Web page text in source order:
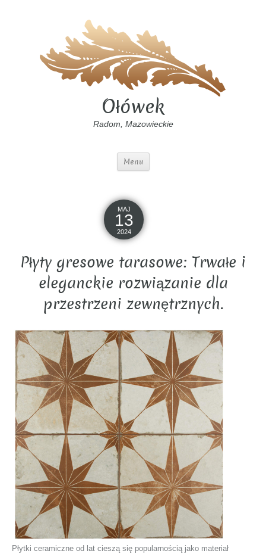
Ołówek
Radom, Mazowieckie
Menu
MAJ
13
2024
Płyty gresowe tarasowe: Trwałe i
eleganckie rozwiązanie dla
przestrzeni zewnętrznych.
Płytki ceramiczne od lat cieszą się popularnością jako materiał